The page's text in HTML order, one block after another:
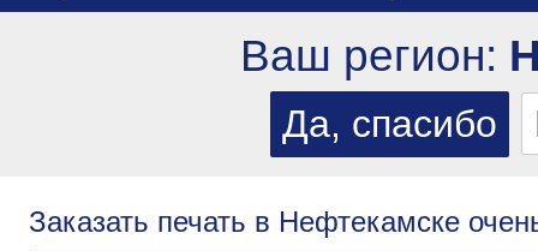
Ваш регион:
Заказать печать в Нефтекамске